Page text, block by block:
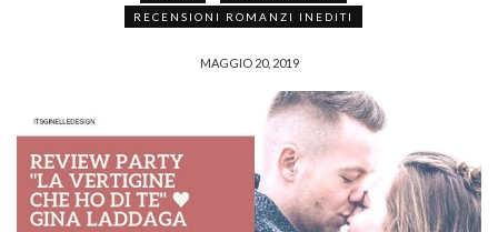
RECENSIONI ROMANZI INEDITI
MAGGIO 20, 2019